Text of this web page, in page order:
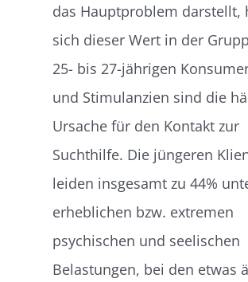
das Hauptproblem darstellt,
sich dieser Wert in der
25- bis 27-jährigen
und Stimulanzien sind die
Ursache für den Kontakt zur
Suchthilfe. Die jüngeren
leiden insgesamt zu 44%
erheblichen bzw. extremen
psychischen und seelischen
Belastungen, bei den etwas